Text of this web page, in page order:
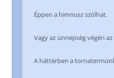
Éppen a himnusz szólhat.
Vagy az ünnepség végén
A háttérben a